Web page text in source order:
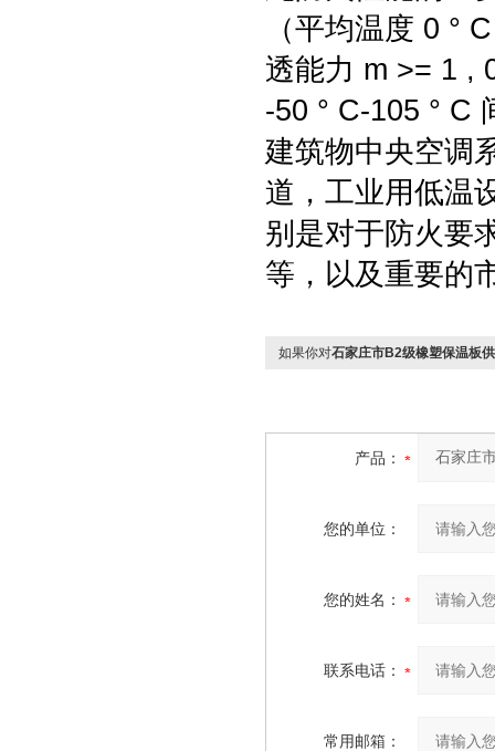
（平均温度 0 °
透能力 m >= 1 ,
-50 ° C-105 ° C
建筑物中央空调
道，工业用低温
别是对于防火要
等，以及重要的
如果你对石家庄市B2级橡塑保温板
产品：
您的单位：
您的姓名：
联系电话：
常用邮箱：